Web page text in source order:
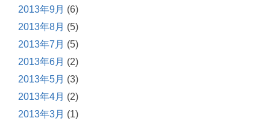
2013年9月 (6)
2013年8月 (5)
2013年7月 (5)
2013年6月 (2)
2013年5月 (3)
2013年4月 (2)
2013年3月 (1)